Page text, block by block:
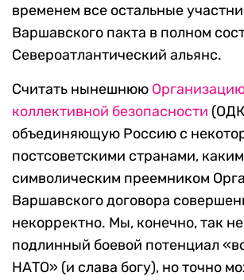
временем все остальные
Варшавского пакта в полном
Североатлантический альянс.
Считать нынешнюю
коллективной безопасности
объединяющую Россию с
постсоветскими странами,
символическим преемником
Варшавского договора
некорректно. Мы, конечно, так
подлинный боевой потенциал
НАТО» (и слава богу), но точно